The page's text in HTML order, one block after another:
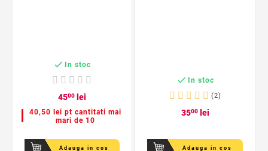
 In stoc
4500lei
40,50 lei pt cantitati mai
mari de 10
Adauga in cos
 In stoc
(2)
3500lei
Adauga in cos